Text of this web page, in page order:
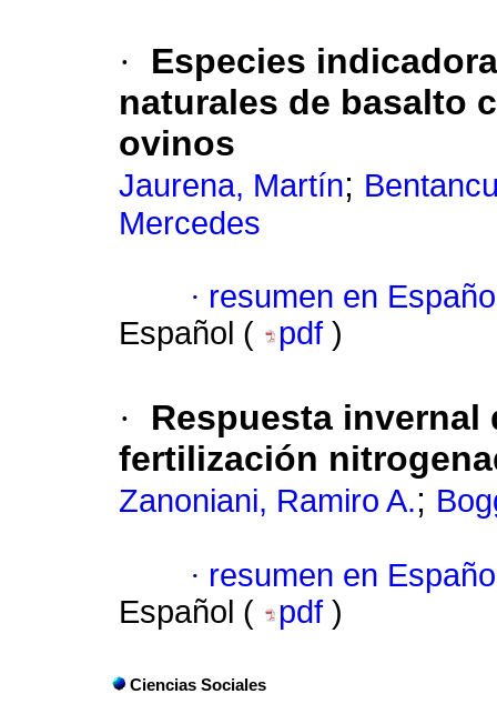
·
Especies
naturales de basalto
ovinos
Jaurena, Martín;
Mercedes
· resumen en
Español (
pdf )
·
Respuesta invernal
fertilización
Zanoniani, Ramiro A.;
· resumen en
Español (
pdf )
Ciencias Sociales